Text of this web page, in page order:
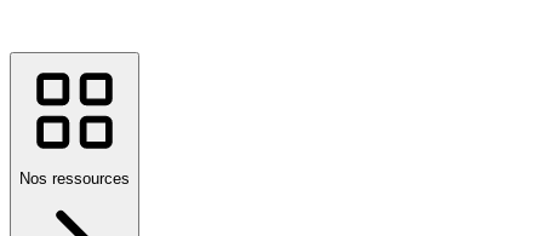
Nos ressources